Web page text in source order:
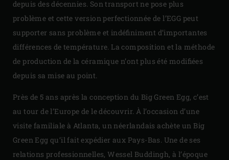
depuis des décennies. Son transport ne pose plus
problème et cette version perfectionnée de l’EGG peut
supporter sans problème et indéfiniment d’importantes
différences de température. La composition et la méthode
de production de la céramique n’ont plus été modifiées
depuis sa mise au point.
Près de 5 ans après la conception du Big Green Egg, c’est
au tour de l’Europe de le découvrir. À l’occasion d’une
visite familiale à Atlanta, un néerlandais achète un Big
Green Egg qu’il fait expédier aux Pays-Bas. Une de ses
relations professionnelles, Wessel Buddingh, à l’époque